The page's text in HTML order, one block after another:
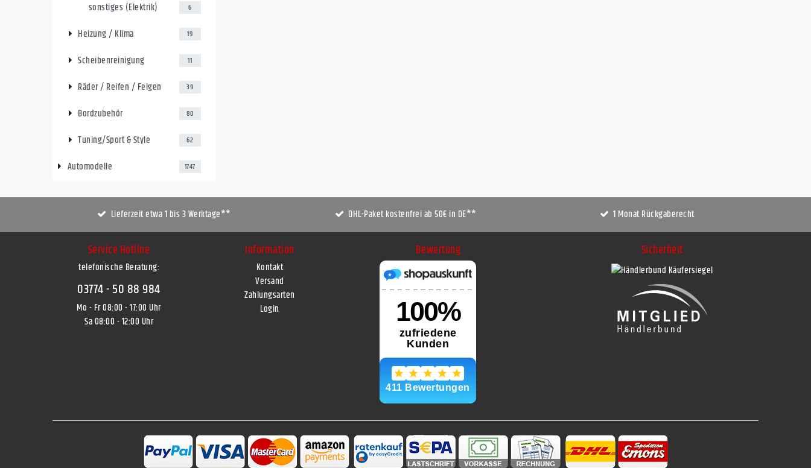
sonstiges (Elektrik) 6
Heizung / Klima 19
Scheibenreinigung 11
Räder / Reifen / Felgen 39
Bordzubehör 80
Tuning/Sport & Style 62
Automodelle 1747
Lieferzeit etwa 1 bis 3 Werktage** DHL-Paket kostenfrei ab 50€ in DE** 1 Monat Rückgaberecht
Service Hotline
telefonische Beratung:
03774 - 50 88 984
Mo - Fr 08:00 - 17:00 Uhr
Sa 08:00 - 12:00 Uhr
Information
Kontakt
Versand
Zahlungsarten
Login
Bewertung Sicherheit